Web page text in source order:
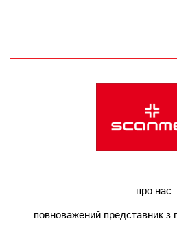
про нас
повноважений представник з